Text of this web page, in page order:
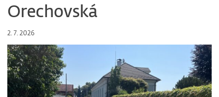
Orechovská
2. 7. 2026